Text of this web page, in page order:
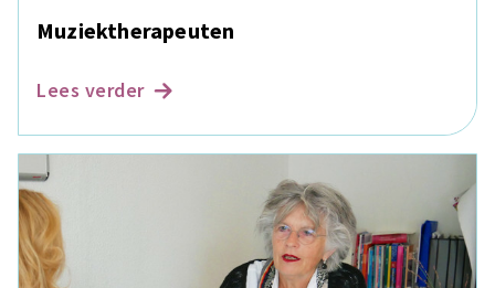
Muziektherapeuten
Lees verder